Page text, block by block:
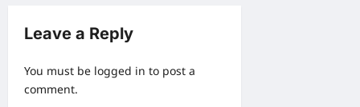
a
t
Leave a Reply
You must be logged in to post a
comment.